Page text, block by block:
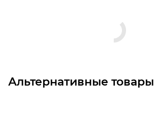
Альтернативные товары